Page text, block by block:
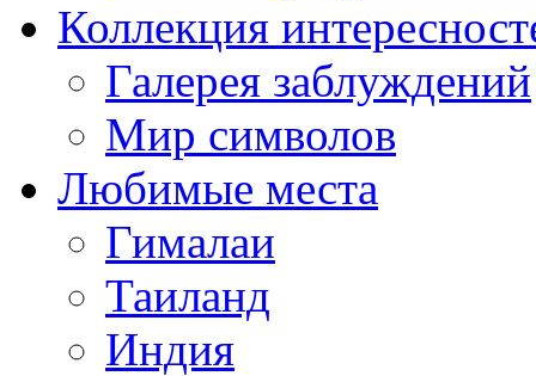
Коллекция
Галерея заблуждений
Мир символов
Любимые места
Гималаи
Таиланд
Индия